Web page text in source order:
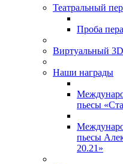
Театральный
Проба пера
Виртуальный
Наши награды
пьесы
пьесы
20.21»